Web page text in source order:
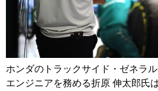
ホンダのトラックサイド・ゼネラ
エンジニアを務める折原 伸太郎氏